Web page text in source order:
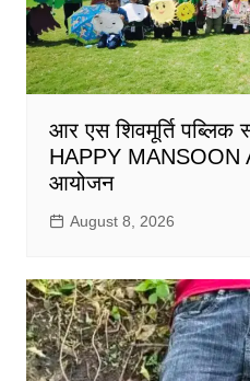
आर एस शिवमूर्ति पब्लिक
HAPPY MANSOON
आयोजन
August 8, 2026